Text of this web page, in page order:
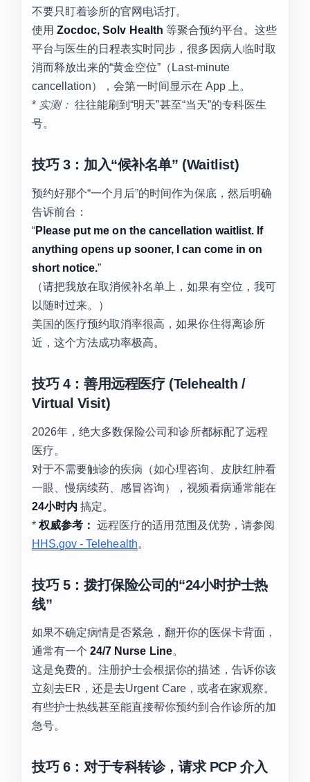
不要只盯着诊所的官网电话打。
使用Zocdoc, Solv Health 等聚合预约平台。这些
平台与医生的日程表实时同步，很多因病人临时取
消而释放出来的“黄金空位”（Last-minute
cancellation），会第一时间显示在 App 上。
* 实测： 往往能刷到“明天”甚至“当天”的专科医生
号。
技巧 3：加入“候补名单” (Waitlist)
预约好那个“一个月后”的时间作为保底，然后明确
告诉前台：
“Please put me on the cancellation waitlist. If
anything opens up sooner, I can come in on
short notice.”
（请把我放在取消候补名单上，如果有空位，我可
以随时过来。）
美国的医疗预约取消率很高，如果你住得离诊所
近，这个方法成功率极高。
技巧 4：善用远程医疗 (Telehealth /
Virtual Visit)
2026年，绝大多数保险公司和诊所都标配了远程
医疗。
对于不需要触诊的疾病（如心理咨询、皮肤红肿看
一眼、慢病续药、感冒咨询），视频看病通常能在
24小时内 搞定。
*权威参考： 远程医疗的适用范围及优势，请参阅
HHS.gov - Telehealth。
技巧 5：拨打保险公司的“24小时护士热
线”
如果不确定病情是否紧急，翻开你的医保卡背面，
通常有一个24/7 Nurse Line。
这是免费的。注册护士会根据你的描述，告诉你该
立刻去ER，还是去Urgent Care，或者在家观察。
有些护士热线甚至能直接帮你预约到合作诊所的加
急号。
技巧 6：对于专科转诊，请求 PCP 介入